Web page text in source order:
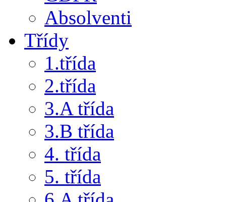
Absolventi
Třídy
1.třída
2.třída
3.A třída
3.B třída
4. třída
5. třída